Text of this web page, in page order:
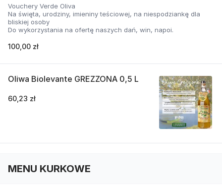
Vouchery Verde Oliva
Na święta, urodziny, imieniny teściowej, na niespodziankę dla
bliskiej osoby
Do wykorzystania na ofertę naszych dań, win, napoi.
100,00 zł
Oliwa Biolevante GREZZONA 0,5 L
60,23 zł
MENU KURKOWE